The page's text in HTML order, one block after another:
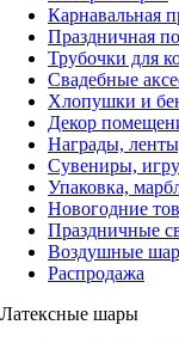
Карнавальная
Праздничная
Трубочки для
Свадебные
Хлопушки и
Декор
Награды,
Сувениры,
Упаковка,
Новогодние
Праздничные
Воздушные
Распродажа
Латексные шары